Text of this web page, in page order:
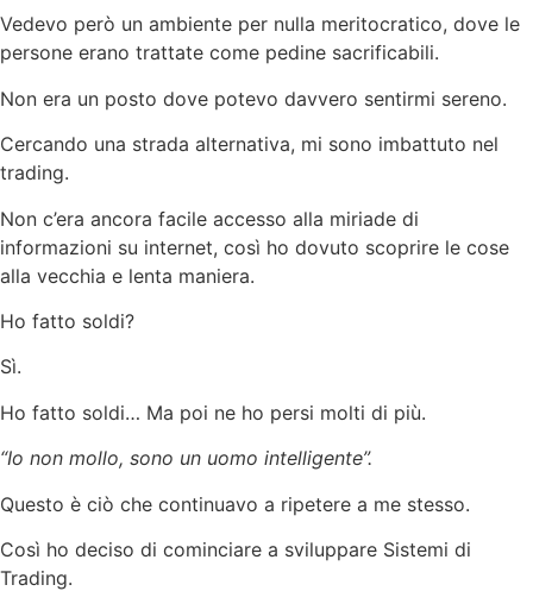
Vedevo però un ambiente per nulla meritocratico, dove le
persone erano trattate come pedine sacrificabili.
Non era un posto dove potevo davvero sentirmi sereno.
Cercando una strada alternativa, mi sono imbattuto nel
trading.
Non c’era ancora facile accesso alla miriade di
informazioni su internet, così ho dovuto scoprire le cose
alla vecchia e lenta maniera.
Ho fatto soldi?
Sì.
Ho fatto soldi… Ma poi ne ho persi molti di più.
“Io non mollo, sono un uomo intelligente”.
Questo è ciò che continuavo a ripetere a me stesso.
Così ho deciso di cominciare a sviluppare Sistemi di
Trading.